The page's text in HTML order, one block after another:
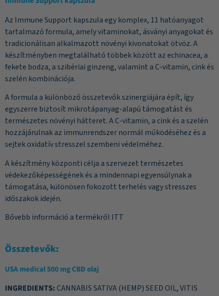
Az Immune Support kapszula egy komplex, 11 hatóanyagot
tartalmazó formula, amely vitaminokat, ásványi anyagokat és
tradicionálisan alkalmazott növényi kivonatokat ötvöz. A
készítményben megtalálható többek között az echinacea, a
fekete bodza, a szibériai ginzeng, valamint a C-vitamin, cink és
szelén kombinációja.
A formula a különböző összetevők szinergiájára épít, így
egyszerre biztosít mikrotápanyag-alapú támogatást és
természetes növényi hátteret. A C-vitamin, a cink és a szelén
hozzájárulnak az immunrendszer normál működéséhez és a
sejtek oxidatív stresszel szembeni védelméhez.
A készítmény központi célja a szervezet természetes
védekezőképességének és a mindennapi egyensúlynak a
támogatása, különösen fokozott terhelés vagy stresszes
időszakok idején.
Bővebb információ a termékről ITT
Összetevők:
USA medical 500 mg CBD olaj
INGREDIENTS:CANNABIS SATIVA (HEMP) SEED OIL, VITIS